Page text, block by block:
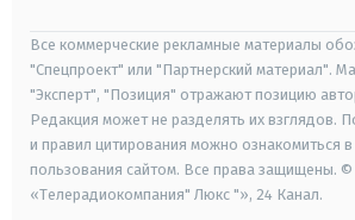
Все коммерческие рекламные материалы
"Спецпроект" или "Партнерский материал".
"Эксперт", "Позиция" отражают позицию
Редакция может не разделять их взглядов.
и правил цитирования можно ознакомиться в
пользования сайтом. Все права защищены.
«Телерадиокомпания" Люкс "», 24 Канал.